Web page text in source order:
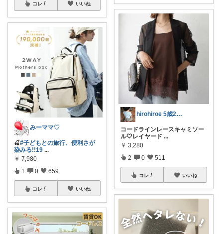
コレ いいね
みーママ♡
🍒#子どもとの旅行、便利さが
染みる!!19 ...
￥ 7,980
1 0 659
コレ いいね
hirohiroe 5歳2歳👦👧
コードラインレースキャミソー
ル🤍レイヤード ...
￥ 3,280
2 0 511
コレ いいね